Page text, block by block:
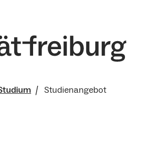
Studienangebot